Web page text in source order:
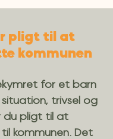
pligt til at
kommunen
for et barn
situation, trivsel og
du pligt til at
kommunen. Det